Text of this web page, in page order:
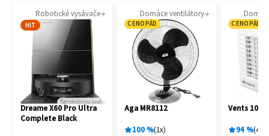
Robotické vysávače
HIT
Sponzorované
Dreame X60 Pro Ultra
Complete Black
Domáce ventilátory
CENOPÁD
Aga MR8112
100% 1x
CENOPÁD
Vents 100
94% 4